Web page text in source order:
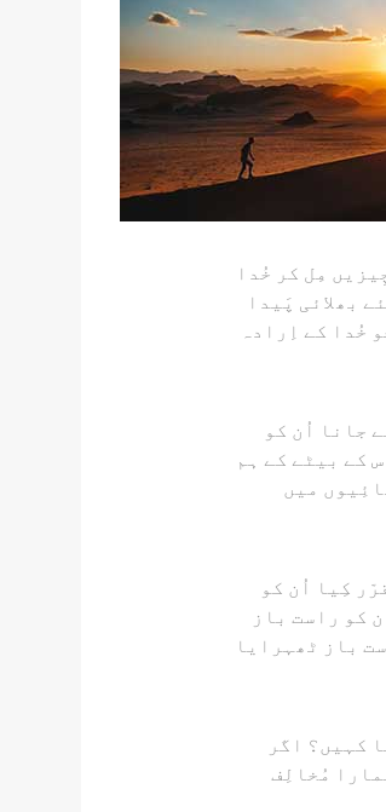
مِل کر خُدا
بھلائی پَیدا
خُدا کے اِرادہ
جانا اُن کو
کے بیٹے کے ہم
میں
کِیا اُن کو
کو راست باز
باز ٹھہرایا
کہیں؟ اگر
مُخالِف